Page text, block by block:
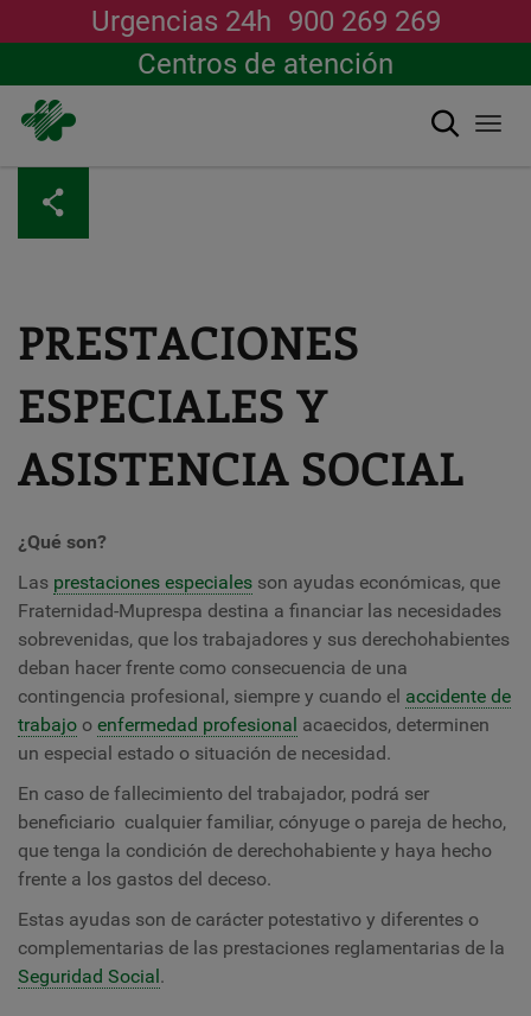
contenido
principal
Urgencias 24h 900 269 269
Centros de atención
Buscar
PRESTACIONES
ESPECIALES Y
ASISTENCIA SOCIAL
¿Qué son?
Las prestaciones especiales son ayudas económicas, que
Fraternidad-Muprespa destina a financiar las necesidades
sobrevenidas, que los trabajadores y sus derechohabientes
deban hacer frente como consecuencia de una
contingencia profesional, siempre y cuando el accidente de
trabajo o enfermedad profesional acaecidos, determinen
un especial estado o situación de necesidad.
En caso de fallecimiento del trabajador, podrá ser
beneficiario cualquier familiar, cónyuge o pareja de hecho,
que tenga la condición de derechohabiente y haya hecho
frente a los gastos del deceso.
Estas ayudas son de carácter potestativo y diferentes o
complementarias de las prestaciones reglamentarias de la
Seguridad Social.